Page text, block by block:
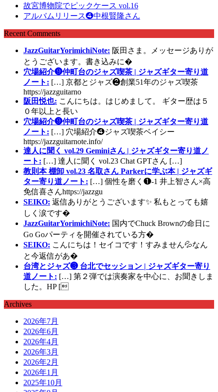
故宮博物院でピックケース vol.16
アルバムリリース❹中根賢隆さん
Recent Comments
JazzGuitarYorimichiNote: 阪田さま。メッセージありが
とうございます。書き込みに�
穴場紹介❾仲町台のジャズ喫茶 | ジャズギター寄り道
ノート: […] 京都とジャズ❷創業51年のジャズ喫茶
https://jazzguitarno
阪田悦也: こんにちは。はじめまして。 ギター歴は５
０年以上と長い
穴場紹介❾仲町台のジャズ喫茶 | ジャズギター寄り道
ノート: […] 穴場紹介❹ジャズ喫茶ベイシー
https://jazzguitarnote.info/
達人に聞く vol.29 Geminiさん | ジャズギター寄り道ノ
ート: […] 達人に聞く vol.23 Chat GPTさん […]
教則本 棚卸 vol.23 名取さん Parkerに学ぶ本 | ジャズギ
ター寄り道ノート: […] 個性を磨く❶-1 井上智さん×高
免信喜さんhttps://jazzgu
SEIKO: 返信ありがとうございます✨ 私もとっても嬉
しく涙です�
JazzGuitarYorimichiNote: 国内でChuck Brownの命日に
Go Goパーティを開催されている方�
SEIKO: こんにちは！セイコです！すみません💦なん
と今返信があ�
台湾とジャズ❸ 台北でセッション | ジャズギター寄り
道ノート: […] 第２弾では演奏家を中心に、お聞きしま
した。HP [
Archives
2026年7月
2026年6月
2026年4月
2026年3月
2026年2月
2026年1月
2025年10月